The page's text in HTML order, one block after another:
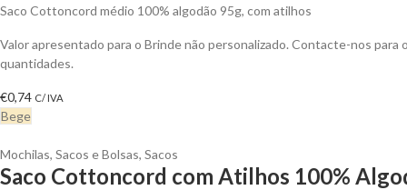
Saco Cottoncord médio 100% algodão 95g, com atilhos
Valor apresentado para o Brinde não personalizado. Contacte-nos
quantidades.
€0,74 C/ IVA
Bege
Mochilas, Sacos e Bolsas, Sacos
Saco Cottoncord com Atilhos 100%